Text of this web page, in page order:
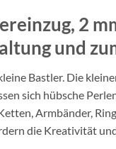
2
und
Bastler. Die
sich hübsche
Armbänder,
die Kreativität